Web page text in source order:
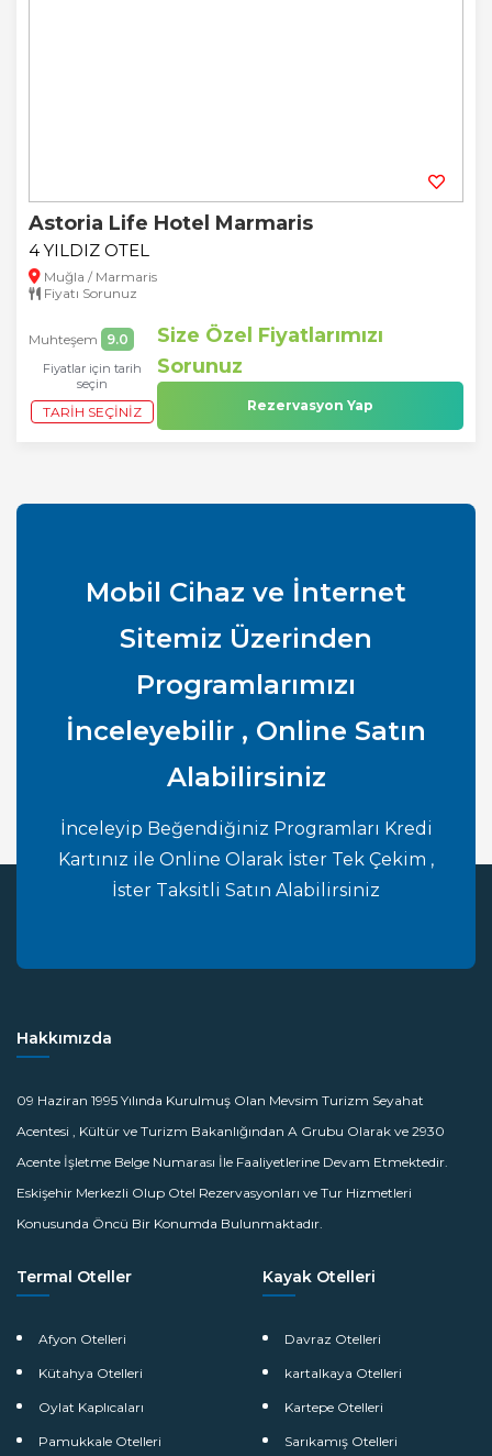
Astoria Life Hotel Marmaris
4 YILDIZ OTEL
Muğla / Marmaris
Fiyatı Sorunuz
Muhteşem 9.0
Fiyatlar için tarih
seçin
TARIH SEÇINIZ
Size Özel Fiyatlarımızı
Sorunuz
Rezervasyon Yap
Mobil Cihaz ve İnternet
Sitemiz Üzerinden
Programlarımızı
İnceleyebilir , Online Satın
Alabilirsiniz
İnceleyip Beğendiğiniz Programları Kredi
Kartınız ile Online Olarak İster Tek Çekim ,
İster Taksitli Satın Alabilirsiniz
Hakkımızda
09 Haziran 1995 Yılında Kurulmuş Olan Mevsim Turizm Seyahat
Acentesi , Kültür ve Turizm Bakanlığından A Grubu Olarak ve 2930
Acente İşletme Belge Numarası İle Faaliyetlerine Devam Etmektedir.
Eskişehir Merkezli Olup Otel Rezervasyonları ve Tur Hizmetleri
Konusunda Öncü Bir Konumda Bulunmaktadır.
Termal Oteller
Afyon Otelleri
Kütahya Otelleri
Oylat Kaplıcaları
Pamukkale Otelleri
Kayak Otelleri
Davraz Otelleri
kartalkaya Otelleri
Kartepe Otelleri
Sarıkamış Otelleri